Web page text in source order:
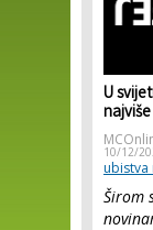
U
10/12/
ubistva
Širom